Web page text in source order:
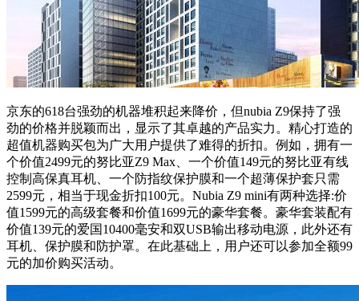
京东的618台强劲的机器堆积起来降价，但nubia Z9保持了强
劲的价格并脱颖而出，显示了其卓越的产品实力。精心打造的
超值机器购买包为广大用户提供了难得的折扣。例如，拥有一
个价值2499元的努比亚Z9 Max、一个价值149元的努比亚有线
控制高保真耳机、一个防指纹保护膜和一个超薄保护套只需
2599元，相当于现金折扣100元。Nubia Z9 mini有两种选择:价
值1599元的高级套餐和价值1699元的豪华套餐。豪华套装配有
价值139元的爱国10400毫安和双USB输出移动电源，此外还有
耳机、保护膜和防护罩。在此基础上，用户还可以参加全额99
元的加价购买活动。